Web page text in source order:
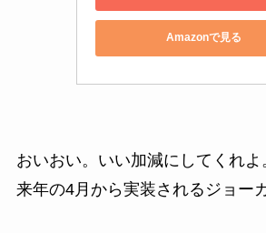
Amazonで見る
おいおい。いい加減にしてくれよ
来年の4月から実装されるジョー